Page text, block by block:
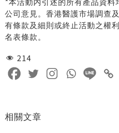
公司意見。香港醫護市場調查
有條款及細則或終止活動之權
名表條款。
214
相關文章